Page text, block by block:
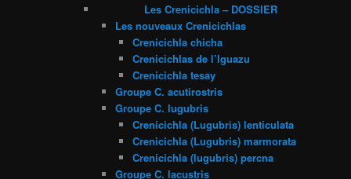
Les Crenicichla – DOSSIER
Les nouveaux Crenicichlas
Crenicichla chicha
Crenicichlas de l’Iguazu
Crenicichla tesay
Groupe C. acutirostris
Groupe C. lugubris
Crenicichla (Lugubris) lenticulata
Crenicichla (Lugubris) marmorata
Crenicichla (lugubris) percna
Groupe C. lacustris